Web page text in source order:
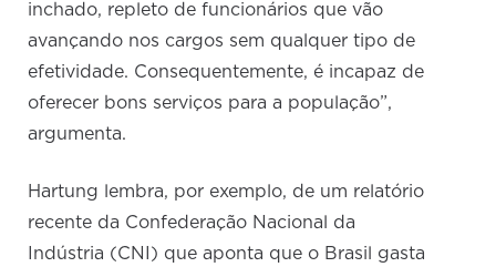
inchado, repleto de funcionários que vão
avançando nos cargos sem qualquer tipo de
efetividade. Consequentemente, é incapaz de
oferecer bons serviços para a população”,
argumenta.
Hartung lembra, por exemplo, de um relatório
recente da Confederação Nacional da
Indústria (CNI) que aponta que o Brasil gasta